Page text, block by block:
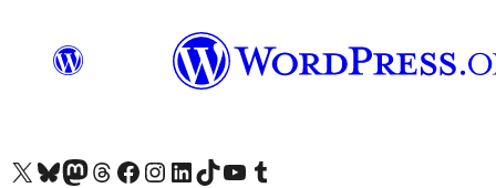
查看我們的 X (之前的 Twitter) 帳號造訪我們的 Bluesky 帳號造訪我們的 Mastodon 帳號造訪我們的 Threads 帳號 造訪我們的 Facebook 粉絲專頁Visit our Instagram account
Visit our LinkedIn account
造訪我們的 TikTok 帳號Visit our YouTube channel
造訪我們的 Tumblr 帳號